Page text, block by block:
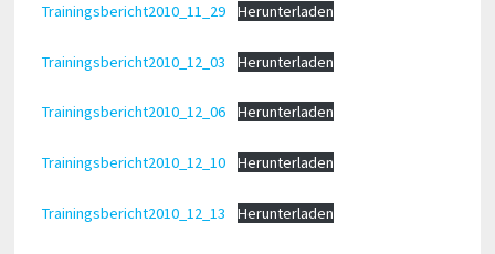
Trainingsbericht2010_11_29 Herunterladen
Trainingsbericht2010_12_03 Herunterladen
Trainingsbericht2010_12_06 Herunterladen
Trainingsbericht2010_12_10 Herunterladen
Trainingsbericht2010_12_13 Herunterladen